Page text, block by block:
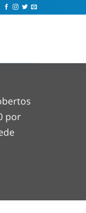
por